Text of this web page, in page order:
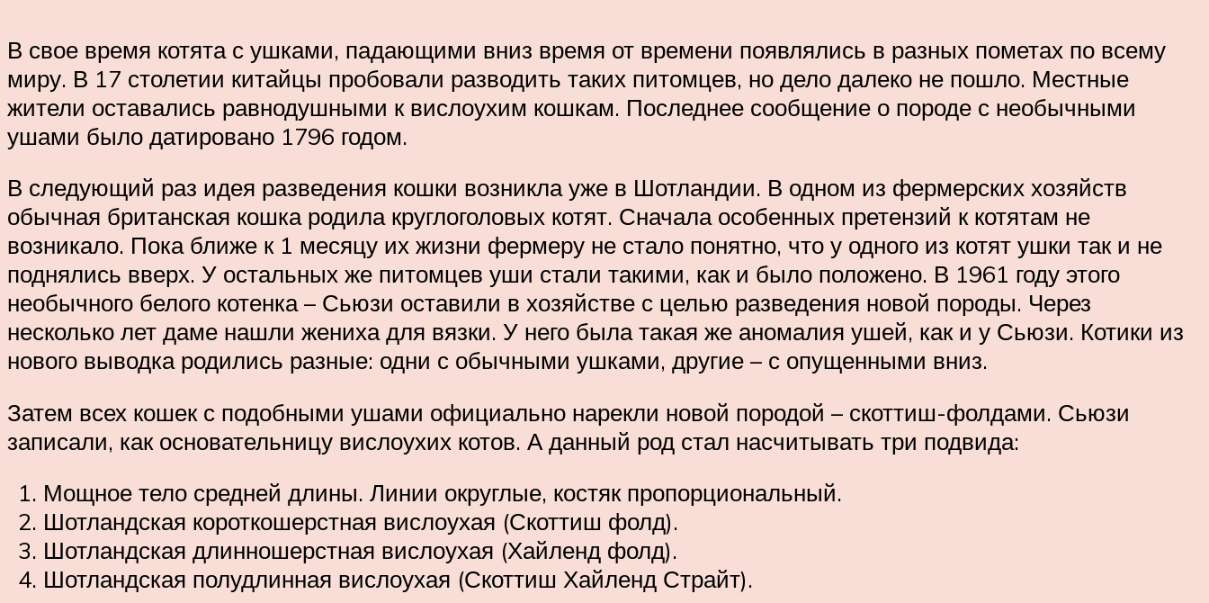
В свое время котята с ушками, падающими вниз время от времени появлялись в разных пометах по всему
миру. В 17 столетии китайцы пробовали разводить таких питомцев, но дело далеко не пошло. Местные
жители оставались равнодушными к вислоухим кошкам. Последнее сообщение о породе с необычными
ушами было датировано 1796 годом.
В следующий раз идея разведения кошки возникла уже в Шотландии. В одном из фермерских хозяйств
обычная британская кошка родила круглоголовых котят. Сначала особенных претензий к котятам не
возникало. Пока ближе к 1 месяцу их жизни фермеру не стало понятно, что у одного из котят ушки так и не
поднялись вверх. У остальных же питомцев уши стали такими, как и было положено. В 1961 году этого
необычного белого котенка – Сьюзи оставили в хозяйстве с целью разведения новой породы. Через
несколько лет даме нашли жениха для вязки. У него была такая же аномалия ушей, как и у Сьюзи. Котики из
нового выводка родились разные: одни с обычными ушками, другие – с опущенными вниз.
Затем всех кошек с подобными ушами официально нарекли новой породой – скоттиш-фолдами. Сьюзи
записали, как основательницу вислоухих котов. А данный род стал насчитывать три подвида:
Мощное тело средней длины. Линии округлые, костяк пропорциональный.
Шотландская короткошерстная вислоухая (Скоттиш фолд).
Шотландская длинношерстная вислоухая (Хайленд фолд).
Шотландская полудлинная вислоухая (Скоттиш Хайленд Страйт).